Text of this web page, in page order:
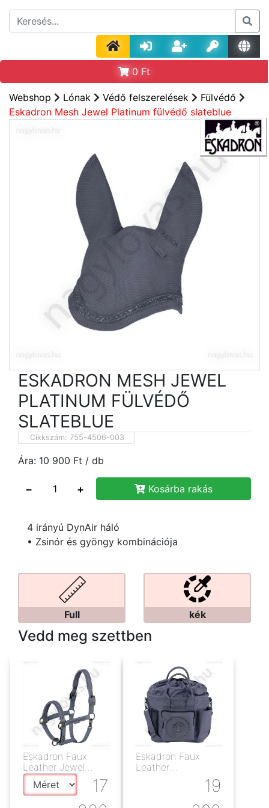
0 Ft
Webshop Lónak Védő felszerelések
Fülvédő
Eskadron Mesh Jewel Platinum fülvédő slateblue
ESKADRON MESH JEWEL
PLATINUM FÜLVÉDŐ
SLATEBLUE
Cikkszám: 755-4506-003
Ára: 10 900 Ft / db
− + Kosárba rakás
4 irányú DynAir háló
• Zsinór és gyöngy kombinációja
Full kék
Vedd meg szettben
Eskadron Faux
Leather Jewel
kötőfék slate blue17
Eskadron Faux
Leather
19